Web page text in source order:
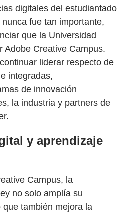
digitales del estudiantado
fue tan importante,
que la Universidad
Adobe Creative Campus.
liderar respecto de
integradas,
de innovación
la industria y partners de
y aprendizaje
Campus, la
no solo amplía su
también mejora la